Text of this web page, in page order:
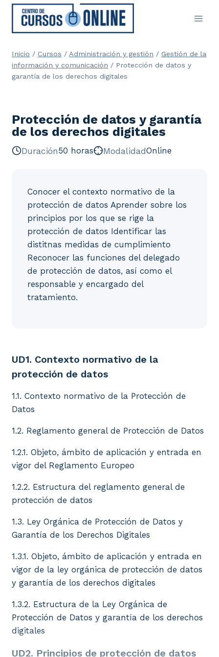
Saltar
contenido
Inicio / Cursos / Administración y gestión / Gestión de la
información y comunicación / Protección de datos y
garantía de los derechos digitales
Protección de datos y garantía
de los derechos digitales
Duración50 horas ModalidadOnline
Conocer el contexto normativo de la
protección de datos Aprender sobre los
principios por los que se rige la
protección de datos Identificar las
distitnas medidas de cumplimiento
Reconocer las funciones del delegado
de protección de datos, así como el
responsable y encargado del
tratamiento.
UD1. Contexto normativo de la protección de
UD1. Contexto normativo de la
protección de datos
1.1. Contexto normativo de la Protección de
Datos
1.2. Reglamento general de Protección de Datos
1.2.1. Objeto, ámbito de aplicación y entrada en
vigor del Reglamento Europeo
1.2.2. Estructura del reglamento general de
protección de datos
1.3. Ley Orgánica de Protección de Datos y
Garantía de los Derechos Digitales
1.3.1. Objeto, ámbito de aplicación y entrada en
vigor de la ley orgánica de protección de datos
y garantía de los derechos digitales
1.3.2. Estructura de la Ley Orgánica de
Protección de Datos y garantía de los derechos
digitales
UD2. Principios de protección de datos